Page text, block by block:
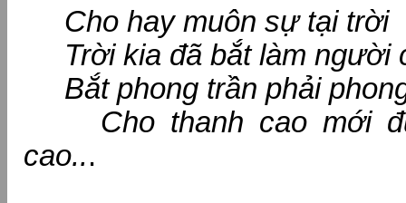
Cho hay muôn sự tại trời
Trời kia đã bắt làm người
Bắt phong trần phải
Cho thanh cao mới
cao...